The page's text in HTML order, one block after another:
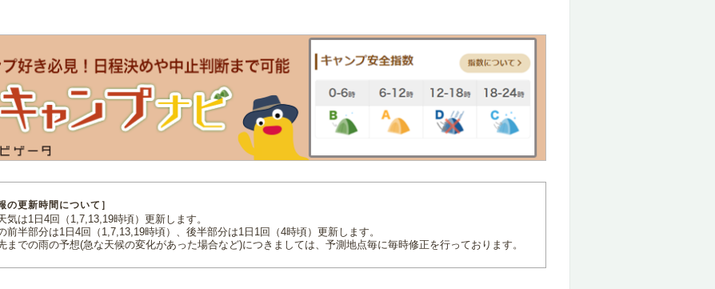
の更新時間について］
気は1日4回（1,7,13,19時頃）更新します。
前半部分は1日4回（1,7,13,19時頃）、後半部分は1日1回（4時頃）更新します。
までの雨の予想(急な天候の変化があった場合など)につきましては、予測地点毎に毎時修正を行っております。